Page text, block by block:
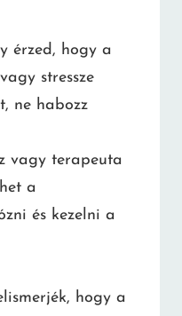
érzed, hogy a
stressze
ne habozz
vagy terapeuta
a
és kezelni a
hogy a